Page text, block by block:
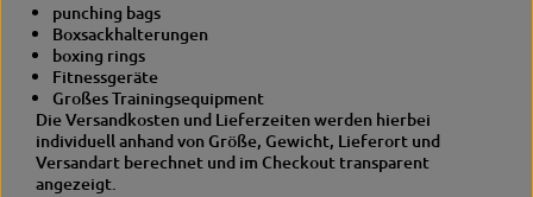
punching bags
Boxsackhalterungen
boxing rings
Fitnessgeräte
Großes Trainingsequipment
Die Versandkosten und Lieferzeiten werden hierbei
individuell anhand von Größe, Gewicht, Lieferort und
Versandart berechnet und im Checkout transparent
angezeigt.